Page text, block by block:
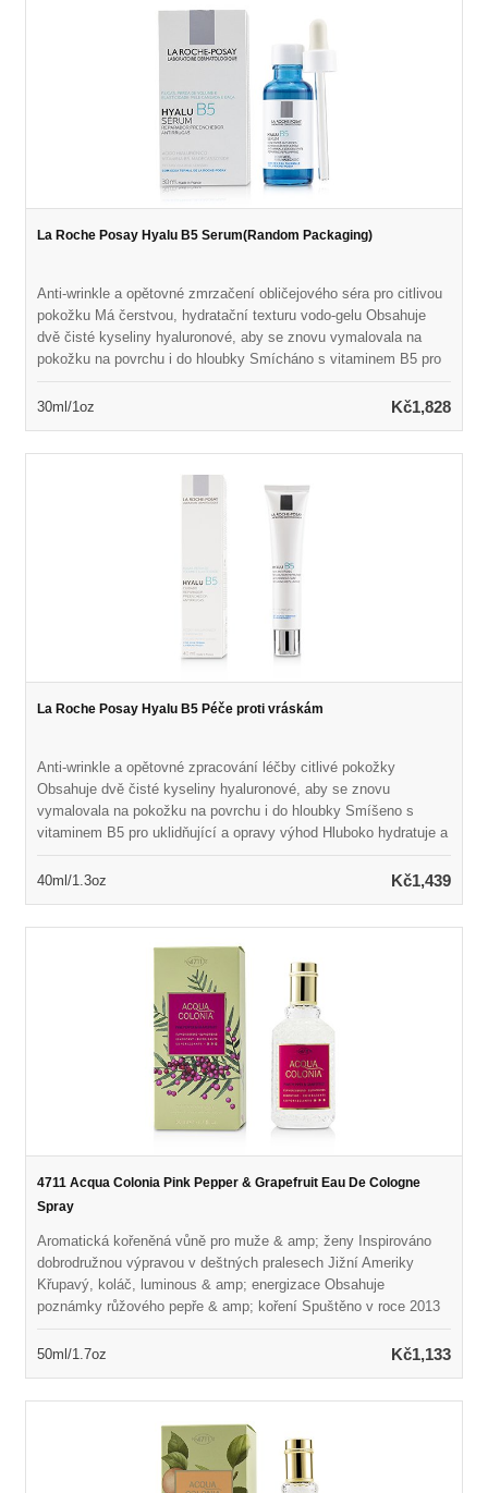
La Roche Posay Hyalu B5 Serum(Random Packaging)
Anti-wrinkle a opětovné zmrzačení obličejového séra pro citlivou
pokožku Má čerstvou, hydratační texturu vodo-gelu Obsahuje
dvě čisté kyseliny hyaluronové, aby se znovu vymalovala na
pokožku na povrchu i do hloubky Smícháno s vitaminem B5 pro
léčivé bylinkové centella asiatica Pomáhá vyplnit vrásky
30ml/1oz Kč1,828
La Roche Posay Hyalu B5 Péče proti vráskám
Anti-wrinkle a opětovné zpracování léčby citlivé pokožky
Obsahuje dvě čisté kyseliny hyaluronové, aby se znovu
vymalovala na pokožku na povrchu i do hloubky Smíšeno s
vitaminem B5 pro uklidňující a opravy výhod Hluboko hydratuje a
svěží a pružnější s přirozenou plností
40ml/1.3oz Kč1,439
4711 Acqua Colonia Pink Pepper & Grapefruit Eau De Cologne
Spray
Aromatická kořeněná vůně pro muže & amp; ženy Inspirováno
dobrodružnou výpravou v deštných pralesech Jižní Ameriky
Křupavý, koláč, luminous & amp; energizace Obsahuje
poznámky růžového pepře & amp; koření Spuštěno v roce 2013
50ml/1.7oz
Kč1,133